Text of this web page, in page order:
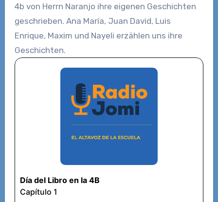
4b von Herrn Naranjo ihre eigenen Geschichten
geschrieben. Ana María, Juan David, Luis
Enrique, Maxim und Nayeli erzählen uns ihre
Geschichten.